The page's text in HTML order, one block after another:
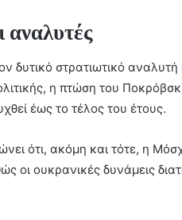
αναλυτές
δυτικό στρατιωτικό
η πτώση του
έως το τέλος του έτους.
ότι, ακόμη και τότε, η
οι ουκρανικές δυνάμεις